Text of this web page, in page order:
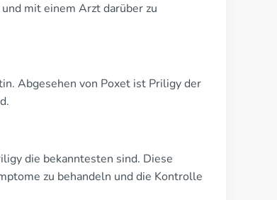
mit einem Arzt darüber zu
Abgesehen von Poxet ist Priligy der
die bekanntesten sind. Diese
zu behandeln und die Kontrolle